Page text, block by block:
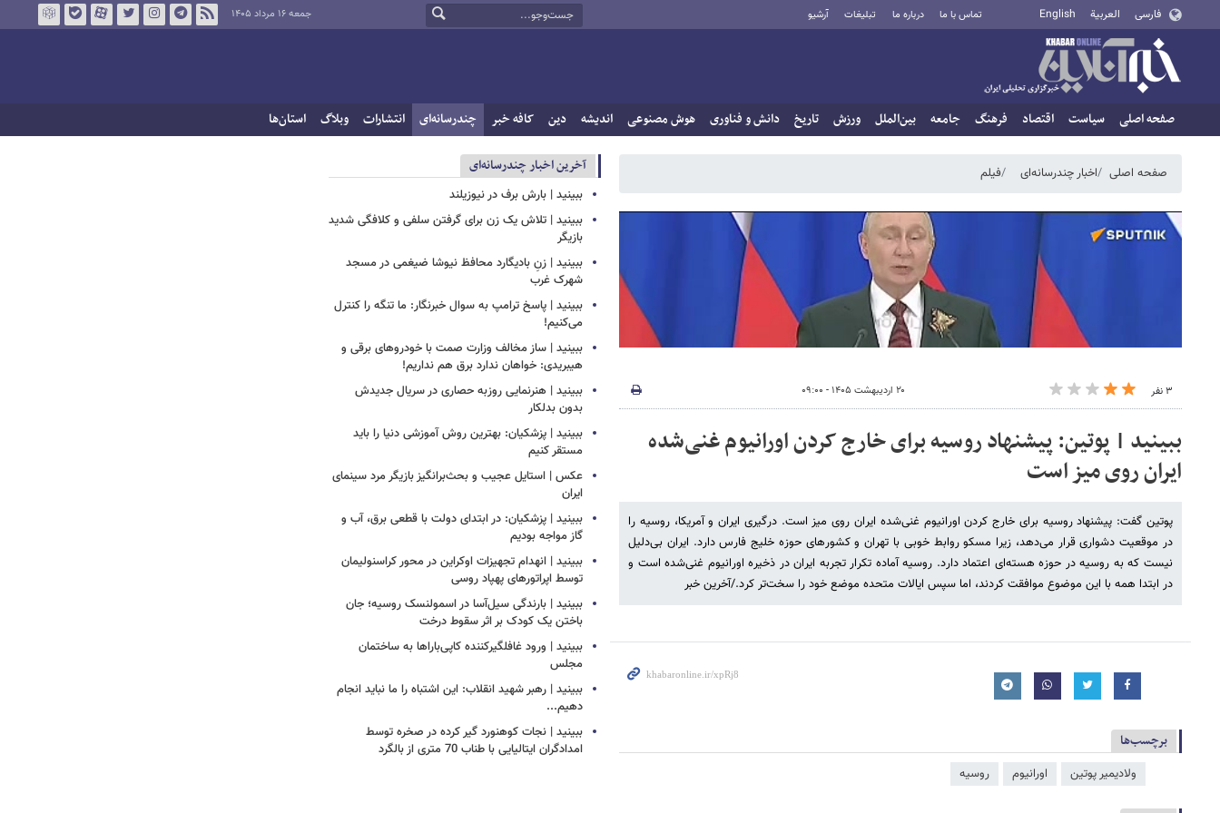
فارسی العربية English تماس با ما درباره ما تبلیغات آرشیو جمعه ۱۶ مرداد ۱۴۰۵
صفحه اصلی سیاست اقتصاد فرهنگ جامعه بین‌الملل ورزش تاریخ دانش و فناوری هوش مصنوعی اندیشه دین کافه خبر چندرسانه‌ای انتشارات وبلاگ استان‌ها
صفحه اصلی اخبار چندرسانه‌ای فیلم
۳ نفر ۲۰ اردیبهشت ۱۴۰۵ - ۰۹:۰۰
ببینید | پوتین: پیشنهاد روسیه برای خارج کردن اورانیوم غنی‌شده
ایران روی میز است
پوتین گفت: پیشنهاد روسیه برای خارج کردن اورانیوم غنی‌شده ایران روی میز است. درگیری ایران و آمریکا، روسیه را
در موقعیت دشواری قرار می‌دهد، زیرا مسکو روابط خوبی با تهران و کشورهای حوزه خلیج فارس دارد. ایران بی‌دلیل
نیست که به روسیه در حوزه هسته‌ای اعتماد دارد. روسیه آماده تکرار تجربه ایران در ذخیره اورانیوم غنی‌شده است و
در ابتدا همه با این موضوع موافقت کردند، اما سپس ایالات متحده موضع خود را سخت‌تر کرد./آخرین خبر
برچسب‌ها
ولادیمیر پوتین اورانیوم روسیه
آخرین اخبار چندرسانه‌ای
ببینید | بارش برف در نیوزیلند
ببینید | تلاش یک زن برای گرفتن سلفی و کلافگی شدید
بازیگر
ببینید | زنِ بادیگارد محافظ نیوشا ضیغمی در مسجد
شهرک غرب
ببینید | پاسخ ترامپ به سوال خبرنگار: ما تنگه را کنترل
می‌کنیم!
ببینید | ساز مخالف وزارت صمت با خودروهای برقی و
هیبریدی: خواهان ندارد برق هم نداریم!
ببینید | هنرنمایی روزبه حصاری در سریال جدیدش
بدون بدلکار
ببینید | پزشکیان: بهترین روش آموزشی دنیا را باید
مستقر کنیم
عکس | استایل عجیب و بحث‌برانگیز بازیگر مرد سینمای
ایران
ببینید | پزشکیان: در ابتدای دولت با قطعی برق، آب و
گاز مواجه بودیم
ببینید | انهدام تجهیزات اوکراین در محور کراسنولیمان
توسط اپراتورهای پهپاد روسی
ببینید | بارندگی سیل‌آسا در اسمولنسک روسیه؛ جان
باختن یک کودک بر اثر سقوط درخت
ببینید | ورود غافلگیرکننده کاپی‌باراها به ساختمان
مجلس
ببینید | رهبر شهید انقلاب: این اشتباه را ما نباید انجام
دهیم...
ببینید | نجات کوهنورد گیر کرده در صخره توسط
امدادگران ایتالیایی با طناب 70 متری از بالگرد